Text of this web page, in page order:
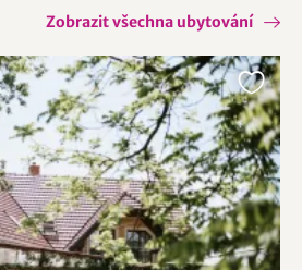
Zobrazit všechna ubytování